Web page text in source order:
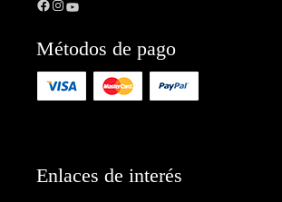
Facebook
Instagram
YouTube
Métodos de pago
Enlaces de interés